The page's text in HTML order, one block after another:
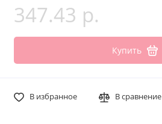
347.43 р.
Купить
В избранное В сравнение